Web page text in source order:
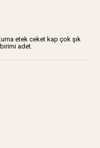
etek ceket kap çok şık
adet.